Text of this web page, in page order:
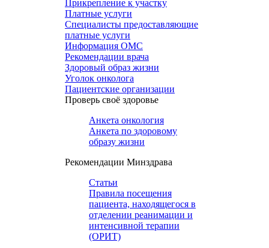
Прикрепление к участку
Платные услуги
Специалисты предоставляющие
платные услуги
Информация ОМС
Рекомендации врача
Здоровый образ жизни
Уголок онколога
Пациентские организации
Проверь своё здоровье
Анкета онкология
Анкета по здоровому
образу жизни
Рекомендации Минздрава
Статьи
Правила посещения
пациента, находящегося в
отделении реанимации и
интенсивной терапии
(ОРИТ)